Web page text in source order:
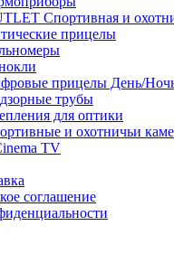
Спортивная и
прицелы
прицелы День/
трубы
для оптики
и охотничьи
TV
соглашение